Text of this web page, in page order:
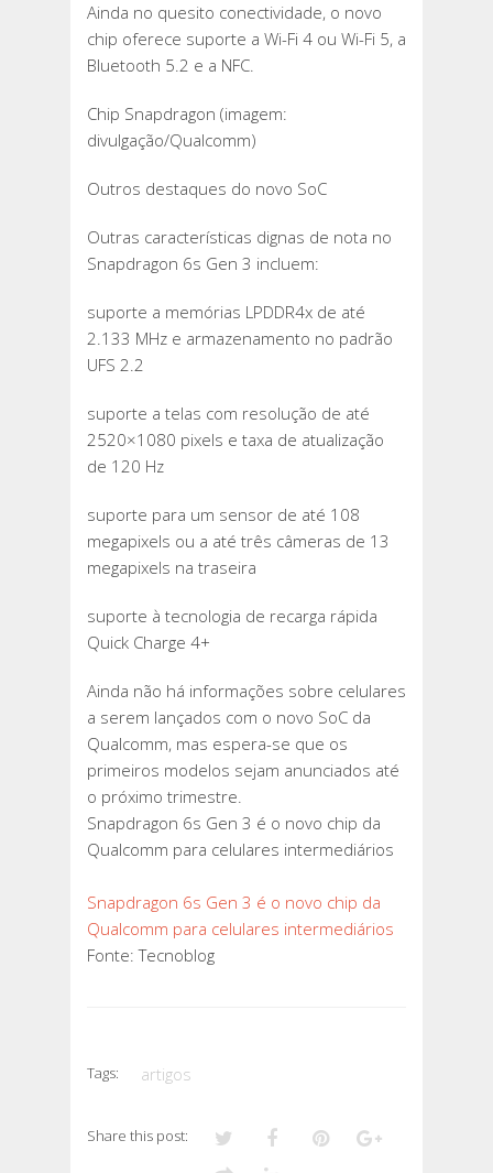
Ainda no quesito conectividade, o novo
chip oferece suporte a Wi-Fi 4 ou Wi-Fi 5, a
Bluetooth 5.2 e a NFC.
Chip Snapdragon (imagem:
divulgação/Qualcomm)
Outros destaques do novo SoC
Outras características dignas de nota no
Snapdragon 6s Gen 3 incluem:
suporte a memórias LPDDR4x de até
2.133 MHz e armazenamento no padrão
UFS 2.2
suporte a telas com resolução de até
2520×1080 pixels e taxa de atualização
de 120 Hz
suporte para um sensor de até 108
megapixels ou a até três câmeras de 13
megapixels na traseira
suporte à tecnologia de recarga rápida
Quick Charge 4+
Ainda não há informações sobre celulares
a serem lançados com o novo SoC da
Qualcomm, mas espera-se que os
primeiros modelos sejam anunciados até
o próximo trimestre.
Snapdragon 6s Gen 3 é o novo chip da
Qualcomm para celulares intermediários
Snapdragon 6s Gen 3 é o novo chip da
Qualcomm para celulares intermediários
Fonte: Tecnoblog
Tags: artigos
Share this post: